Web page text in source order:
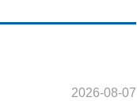
2026-08-07